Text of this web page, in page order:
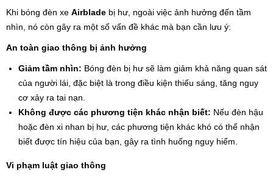
Khi bóng đèn xe Airblade bị hư, ngoài việc ảnh hưởng đến tầm
nhìn, nó còn gây ra một số vấn đề khác mà bạn cần lưu ý:
An toàn giao thông bị ảnh hưởng
Giảm tầm nhìn: Bóng đèn bị hư sẽ làm giảm khả năng quan sát
của người lái, đặc biệt là trong điều kiện thiếu sáng, tăng nguy
cơ xảy ra tai nạn.
Không được các phương tiện khác nhận biết: Nếu đèn hậu
hoặc đèn xi nhan bị hư, các phương tiện khác khó có thể nhận
biết được tín hiệu của bạn, gây ra tình huống nguy hiểm.
Vi phạm luật giao thông